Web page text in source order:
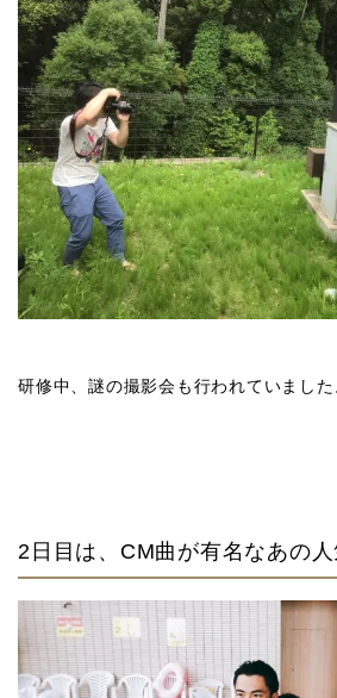
研修中、謎の撮影会も行われていました
2日目は、CM曲が有名なあの人